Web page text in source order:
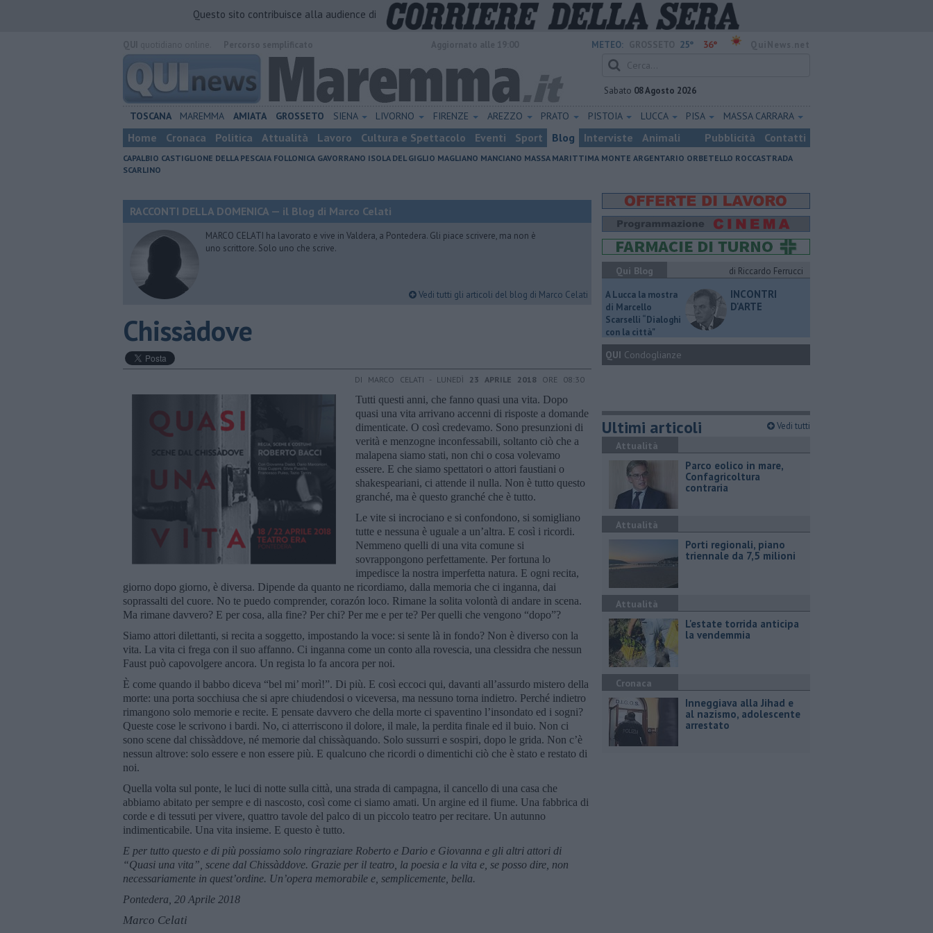
Questo sito contribuisce alla audience di
METEO: 25° 36°
Sabato 08 Agosto 2026
TOSCANA MAREMMA AMIATA GROSSETO SIENA LIVORNO FIRENZE AREZZO PRATO PISTOIA LUCCA PISA MASSA CARRARA
Home Cronaca Politica Attualità Lavoro Cultura e Spettacolo Eventi Sport Blog Interviste Animali Pubblicità Contatti
CAPALBIO CASTIGLIONE DELLA PESCAIA FOLLONICA GAVORRANO ISOLA DEL GIGLIO MAGLIANO MANCIANO MASSA MARITTIMA MONTE ARGENTARIO ORBETELLO ROCCASTRADA
SCARLINO
RACCONTI DELLA DOMENICA — il Blog di Marco Celati
MARCO CELATI ha lavorato e vive in Valdera, a Pontedera. Gli piace scrivere, ma non è
uno scrittore. Solo uno che scrive.
Vedi tutti gli articoli del blog di Marco Celati
Chissàdove
DI MARCO CELATI - LUNEDÌ 23 APRILE 2018 ORE 08:30
Tutti questi anni, che fanno quasi una vita. Dopo
quasi una vita arrivano accenni di risposte a domande
dimenticate. O così credevamo. Sono presunzioni di
verità e menzogne inconfessabili, soltanto ciò che a
malapena siamo stati, non chi o cosa volevamo
essere. E che siamo spettatori o attori faustiani o
shakespeariani, ci attende il nulla. Non è tutto questo
granché, ma è questo granché che è tutto.
Le vite si incrociano e si confondono, si somigliano
tutte e nessuna è uguale a un’altra. E così i ricordi.
Nemmeno quelli di una vita comune si
sovrappongono perfettamente. Per fortuna lo
impedisce la nostra imperfetta natura. E ogni recita,
giorno dopo giorno, è diversa. Dipende da quanto ne ricordiamo, dalla memoria che ci inganna, dai
soprassalti del cuore. No te puedo comprender, corazón loco. Rimane la solita volontà di andare in scena.
Ma rimane davvero? E per cosa, alla fine? Per chi? Per me e per te? Per quelli che vengono “dopo”?
Siamo attori dilettanti, si recita a soggetto, impostando la voce: si sente là in fondo? Non è diverso con la
vita. La vita ci frega con il suo affanno. Ci inganna come un conto alla rovescia, una clessidra che nessun
Faust può capovolgere ancora. Un regista lo fa ancora per noi.
È come quando il babbo diceva “bel mi’ morì!”. Di più. E così eccoci qui, davanti all’assurdo mistero della
morte: una porta socchiusa che si apre chiudendosi o viceversa, ma nessuno torna indietro. Perché indietro
rimangono solo memorie e recite. E pensate davvero che della morte ci spaventino l’insondato ed i sogni?
Queste cose le scrivono i bardi. No, ci atterriscono il dolore, il male, la perdita finale ed il buio. Non ci
sono scene dal chissàddove, né memorie dal chissàquando. Solo sussurri e sospiri, dopo le grida. Non c’è
nessun altrove: solo essere e non essere più. E qualcuno che ricordi o dimentichi ciò che è stato e restato di
noi.
Quella volta sul ponte, le luci di notte sulla città, una strada di campagna, il cancello di una casa che
abbiamo abitato per sempre e di nascosto, così come ci siamo amati. Un argine ed il fiume. Una fabbrica di
corde e di tessuti per vivere, quattro tavole del palco di un piccolo teatro per recitare. Un autunno
indimenticabile. Una vita insieme. E questo è tutto.
E per tutto questo e di più possiamo solo ringraziare Roberto e Dario e Giovanna e gli altri attori di
“Quasi una vita ” , scene dal Chissàddove. Grazie per il teatro, la poesia e la vita e, se posso dire, non
necessariamente in quest’ordine. Un’opera memorabile e, semplicemente, bella.
Pontedera, 20 Aprile 2018
Marco Celati
Qui Blog
di Riccardo Ferrucci
A Lucca la mostra
di Marcello
Scarselli “Dialoghi
con la città"
INCONTRI
D'ARTE
QUI Condoglianze
Ultimi articoli Vedi tutti
Attualità
Parco eolico in mare,
Confagricoltura
contraria
Attualità
Porti regionali, piano
triennale da 7,5 milioni
Attualità
L'estate torrida anticipa
la vendemmia
Cronaca
Inneggiava alla Jihad e
al nazismo, adolescente
arrestato